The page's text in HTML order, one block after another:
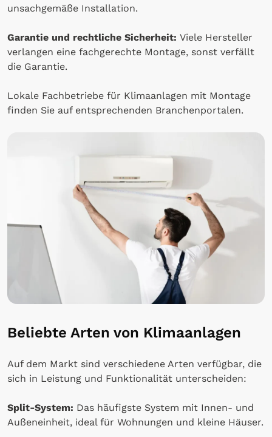
unsachgemäße Installation.
Garantie und rechtliche Sicherheit: Viele Hersteller
verlangen eine fachgerechte Montage, sonst verfällt
die Garantie.
Lokale Fachbetriebe für Klimaanlagen mit Montage
finden Sie auf entsprechenden Branchenportalen.
Beliebte Arten von Klimaanlagen
Auf dem Markt sind verschiedene Arten verfügbar, die
sich in Leistung und Funktionalität unterscheiden:
Split-System: Das häufigste System mit Innen- und
Außeneinheit, ideal für Wohnungen und kleine Häuser.